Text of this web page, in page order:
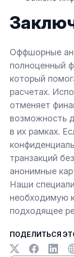
Оффшорные
полноценный
который
расчетах.
отменяет
возможность
в их рамках.
транзакций
анонимные
Наши
необходимую
подходящее
ПОДЕЛИТЬСЯ